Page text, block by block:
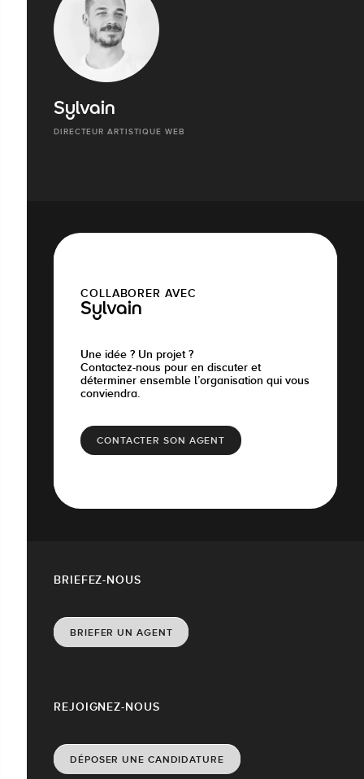
Sylvain
DIRECTEUR ARTISTIQUE WEB
COLLABORER AVEC
Sylvain
Une idée ? Un projet ?
Contactez-nous pour en discuter et
déterminer ensemble l’organisation qui vous
conviendra.
CONTACTER SON AGENT
REJOIGNEZ-NOUS
DÉPOSER UNE CANDIDATURE
BRIEFEZ-NOUS
BRIEFER UN AGENT